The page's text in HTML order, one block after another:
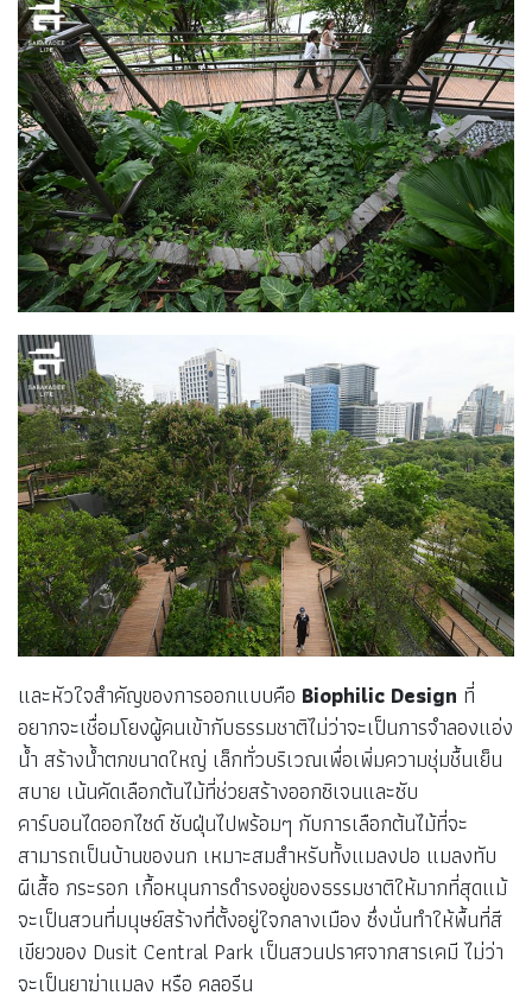
และหัวใจสำคัญของการออกแบบคือ Biophilic Design ที่
อยากจะเชื่อมโยงผู้คนเข้ากับธรรมชาติไม่ว่าจะเป็นการจำลองแอ่ง
น้ำ สร้างน้ำตกขนาดใหญ่ เล็กทั่วบริเวณเพื่อเพิ่มความชุ่มชื้นเย็น
สบาย เน้นคัดเลือกต้นไม้ที่ช่วยสร้างออกซิเจนและซับ
คาร์บอนไดออกไซด์ ซับฝุ่นไปพร้อมๆ กับการเลือกต้นไม้ที่จะ
สามารถเป็นบ้านของนก เหมาะสมสำหรับทั้งแมลงปอ แมลงทับ
ผีเสื้อ กระรอก เกื้อหนุนการดำรงอยู่ของธรรมชาติให้มากที่สุดแม้
จะเป็นสวนที่มนุษย์สร้างที่ตั้งอยู่ใจกลางเมือง ซึ่งนั่นทำให้พื้นที่สี
เขียวของ Dusit Central Park เป็นสวนปราศจากสารเคมี ไม่ว่า
จะเป็นยาฆ่าแมลง หรือ คลอรีน